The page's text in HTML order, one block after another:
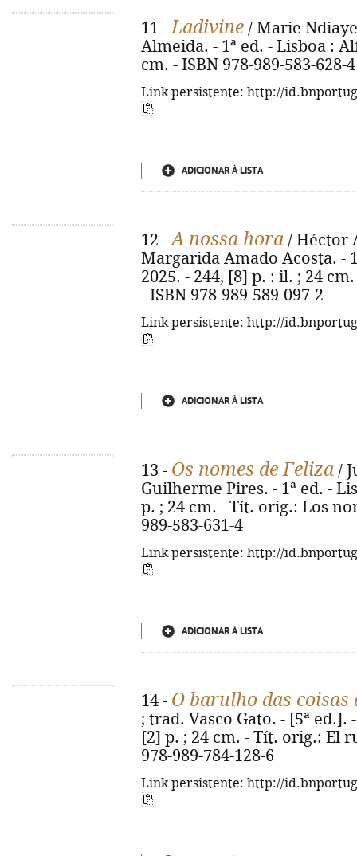
11 -Ladivine / Marie
Almeida. - 1ª ed. - Lisboa :
cm. - ISBN 978-989-583-628-4
Link persistente: http://
ADICIONAR À LISTA
12 -A nossa hora / Héctor
Margarida Amado Acosta. -
2025. - 244, [8] p. : il. ; 24
- ISBN 978-989-589-097-2
Link persistente: http://
ADICIONAR À LISTA
13 - Os nomes de Feliza /
Guilherme Pires. - 1ª ed. -
p. ; 24 cm. - Tít. orig.: Los
989-583-631-4
Link persistente: http://
ADICIONAR À LISTA
14 - O barulho das coisas
; trad. Vasco Gato. - [5ª ed.].
[2] p. ; 24 cm. - Tít. orig.: El
978-989-784-128-6
Link persistente: http://